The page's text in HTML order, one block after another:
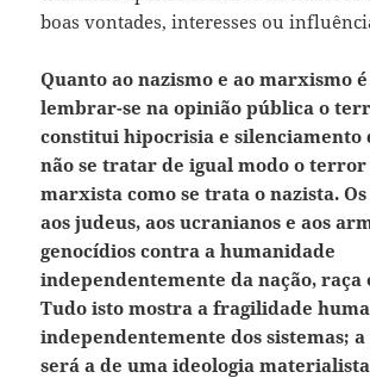
boas vontades, interesses ou
Quanto ao nazismo e ao marxismo
lembrar-se na opinião pública o
constitui hipocrisia e silenciamento
não se tratar de igual modo o
marxista como se trata o nazista.
aos judeus, aos ucranianos e aos
genocídios contra a humanidade
independentemente da nação, raça
Tudo isto mostra a fragilidade
independentemente dos sistemas;
será a de uma ideologia